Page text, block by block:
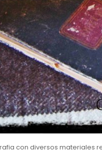
con diversos materiales